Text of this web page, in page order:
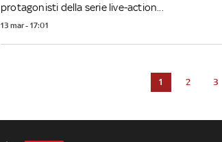
protagonisti della serie live-action...
13 mar - 17:01
1 2 3